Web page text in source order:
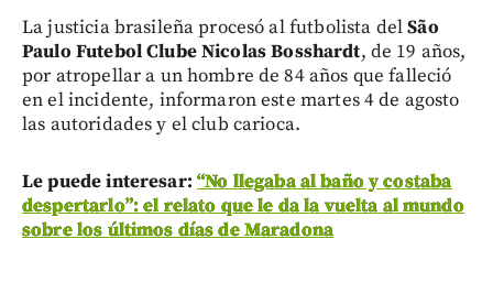
La justicia brasileña procesó al futbolista delSão
Paulo Futebol ClubeNicolas Bosshardt, de 19 años,
por atropellar a un hombre de 84 años que falleció
en el incidente, informaron este martes 4 de agosto
las autoridades y el club carioca.
Le puede interesar: “No llegaba al baño y costaba
despertarlo”: el relato que le da la vuelta al mundo
sobre los últimos días de Maradona